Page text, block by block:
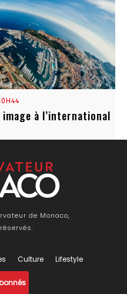
à l’international
de Monaco,
Culture Lifestyle